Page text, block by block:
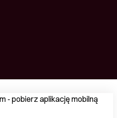
- pobierz aplikację mobilną